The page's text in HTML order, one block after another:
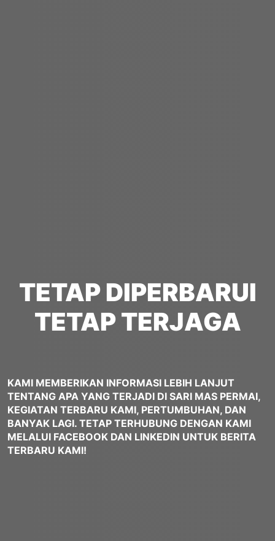
TETAP DIPERBARUI
TETAP TERJAGA
KAMI MEMBERIKAN INFORMASI LEBIH LANJUT
TENTANG APA YANG TERJADI DI SARI MAS PERMAI,
KEGIATAN TERBARU KAMI, PERTUMBUHAN, DAN
BANYAK LAGI. TETAP TERHUBUNG DENGAN KAMI
MELALUI FACEBOOK DAN LINKEDIN UNTUK BERITA
TERBARU KAMI!